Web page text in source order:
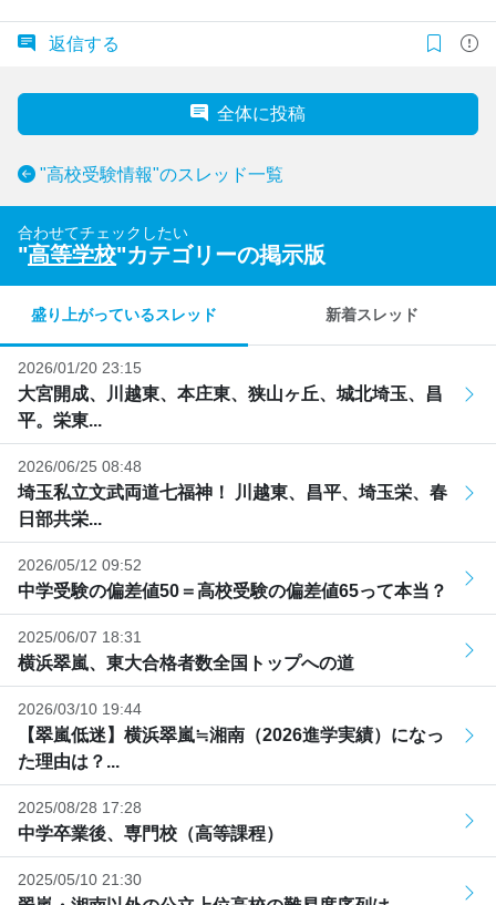
返信する
全体に投稿
"高校受験情報"のスレッド一覧
合わせてチェックしたい
"高等学校"カテゴリーの掲示版
盛り上がっているスレッド 新着スレッド
2026/01/20 23:15
大宮開成、川越東、本庄東、狭山ヶ丘、城北埼玉、昌
平。栄東...
2026/06/25 08:48
埼玉私立文武両道七福神！ 川越東、昌平、埼玉栄、春
日部共栄...
2026/05/12 09:52
中学受験の偏差値50＝高校受験の偏差値65って本当？
2025/06/07 18:31
横浜翠嵐、東大合格者数全国トップへの道
2026/03/10 19:44
【翠嵐低迷】横浜翠嵐≒湘南（2026進学実績）になっ
た理由は？...
2025/08/28 17:28
中学卒業後、専門校（高等課程）
2025/05/10 21:30